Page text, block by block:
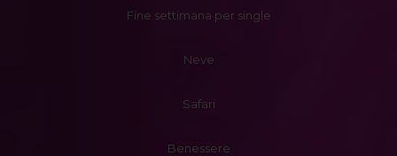
Fine settimana per single
Neve
Safari
Benessere